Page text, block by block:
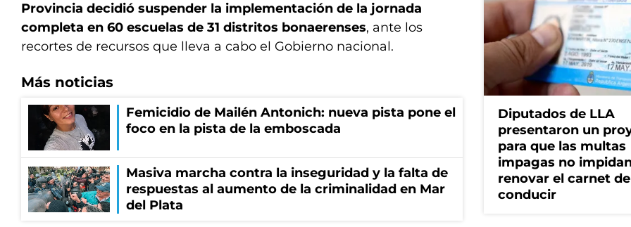
Provincia decidió suspender la implementación de la jornada
completa en 60 escuelas de 31 distritos bonaerenses, ante los
recortes de recursos que lleva a cabo el Gobierno nacional.
Más noticias
Femicidio de Mailén Antonich: nueva pista pone el
foco en la pista de la emboscada
Masiva marcha contra la inseguridad y la falta de
respuestas al aumento de la criminalidad en Mar
del Plata
Diputados de LLA
presentaron un
para que las multas
impagas no
renovar el carnet de
conducir